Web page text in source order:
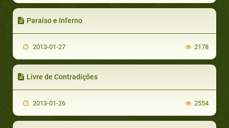
Paraíso e Inferno
2013-01-27 2178
Livre de Contradições
2013-01-26 2554